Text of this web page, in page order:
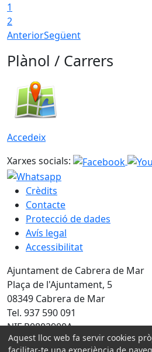
1
2
AnteriorSegüent
Plànol / Carrers
Accedeix
Xarxes socials:
Crèdits
Contacte
Protecció de dades
Avís legal
Accessibilitat
Ajuntament de Cabrera de Mar
Plaça de l'Ajuntament, 5
08349 Cabrera de Mar
Tel. 937 590 091
NIF P0802900A
Aquest lloc web fa servir cookies